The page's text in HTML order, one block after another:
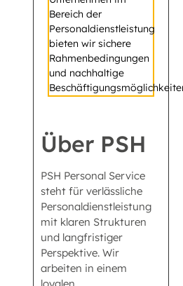
Bereich der
Personaldienstleistung
bieten wir sichere
Rahmenbedingungen
und nachhaltige
Über PSH
PSH Personal Service
steht für verlässliche
Personaldienstleistung
mit klaren Strukturen
und langfristiger
Perspektive. Wir
arbeiten in einem
loyalen,